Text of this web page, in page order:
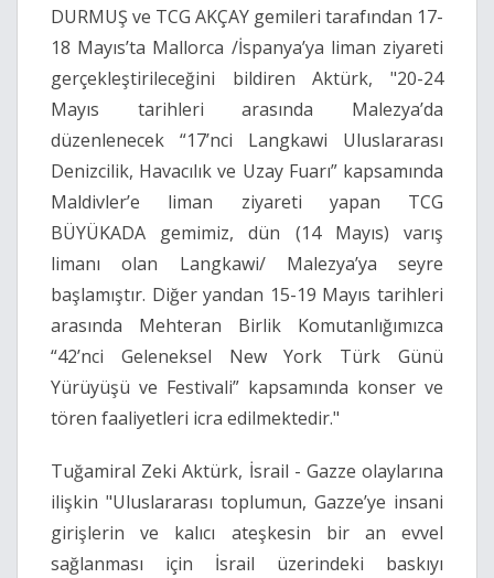
DURMUŞ ve TCG AKÇAY gemileri tarafından 17-
18 Mayıs’ta Mallorca /İspanya’ya liman ziyareti
gerçekleştirileceğini bildiren Aktürk, "20-24
Mayıs tarihleri arasında Malezya’da
düzenlenecek “17’nci Langkawi Uluslararası
Denizcilik, Havacılık ve Uzay Fuarı” kapsamında
Maldivler’e liman ziyareti yapan TCG
BÜYÜKADA gemimiz, dün (14 Mayıs) varış
limanı olan Langkawi/ Malezya’ya seyre
başlamıştır. Diğer yandan 15-19 Mayıs tarihleri
arasında Mehteran Birlik Komutanlığımızca
“42’nci Geleneksel New York Türk Günü
Yürüyüşü ve Festivali” kapsamında konser ve
tören faaliyetleri icra edilmektedir."
Tuğamiral Zeki Aktürk, İsrail - Gazze olaylarına
ilişkin "Uluslararası toplumun, Gazze’ye insani
girişlerin ve kalıcı ateşkesin bir an evvel
sağlanması için İsrail üzerindeki baskıyı